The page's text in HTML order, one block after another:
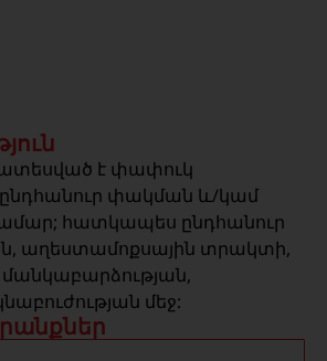
է փափուկ
ընդհանուր փակման և/կամ
հատկապես ընդհանուր
աղեստամոքսային տրակտի,
մանկաբարձության,
մեջ: